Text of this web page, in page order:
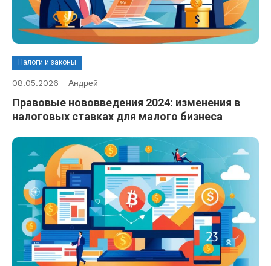
Налоги и законы
08.05.2026 Андрей
Правовые нововведения 2024: изменения в
налоговых ставках для малого бизнеса